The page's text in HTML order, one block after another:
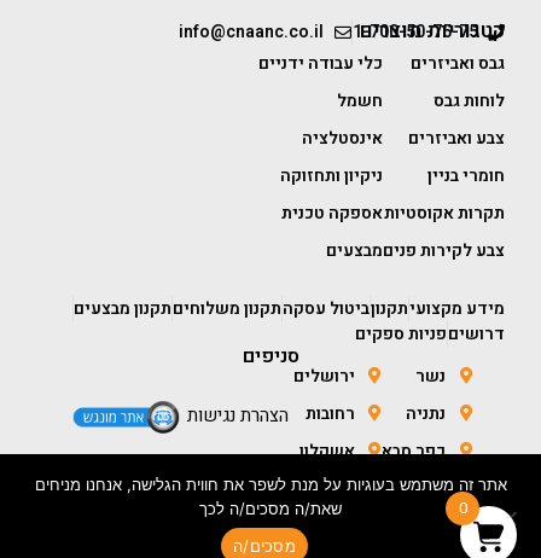
1-700-50-75-75
info@cnaanc.co.il קטגוריות מוצרים
גבס ואביזרים
לוחות גבס
צבע ואביזרים
חומרי בניין
תקרות אקוסטיות
צבע לקירות פנים
כלי עבודה ידניים
חשמל
אינסטלציה
ניקיון ותחזוקה
אספקה טכנית
מבצעים
מידע מקצועיתקנוןביטול עסקהתקנון משלוחיםתקנון מבצעים
דרושיםפניות ספקים
סניפים
נשר
נתניה
כפר סבא
חולון
ירושלים
רחובות
אשקלון
באר שבע
הצהרת נגישות
0
אתר זה משתמש בעוגיות על מנת לשפר את חווית הגלישה, אנחנו מניחים
שאת/ה מסכים/ה לכך
מסכים/ה